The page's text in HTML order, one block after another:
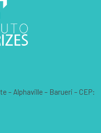
– Alphaville – Barueri – CEP: